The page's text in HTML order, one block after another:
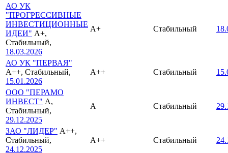
АО УК
"ПРОГРЕССИВНЫЕ
ИНВЕСТИЦИОННЫЕ
ИДЕИ" A+,
Стабильный,
18.03.2026
A+ Стабильный
АО УК "ПЕРВАЯ"
A++, Стабильный,
15.01.2026
A++ Стабильный
ООО "ПЕРАМО
ИНВЕСТ" A,
Стабильный,
29.12.2025
A Стабильный
ЗАО "ЛИДЕР" A++,
Стабильный,
24.12.2025
A++ Стабильный